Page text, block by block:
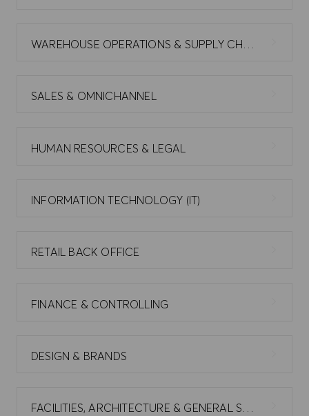
WAREHOUSE OPERATIONS & SUPPLY CHAIN
SALES & OMNICHANNEL
HUMAN RESOURCES & LEGAL
INFORMATION TECHNOLOGY (IT)
RETAIL BACK OFFICE
FINANCE & CONTROLLING
DESIGN & BRANDS
FACILITIES, ARCHITECTURE & GENERAL SERVICES